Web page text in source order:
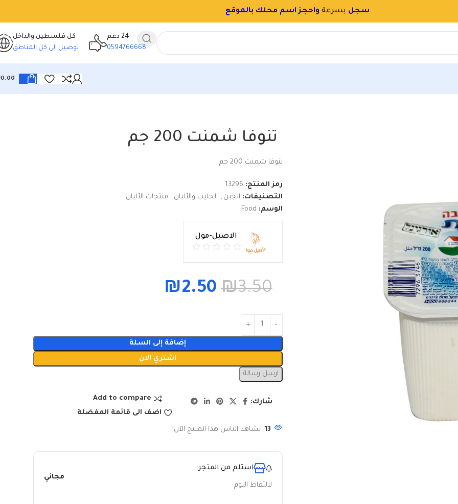
24 دعم
0594766668
كل فلسطين والداخل
توصيل الى كل المناطق
0.00
تنوفا شمنت 200 جم
تنوفا شمنت 200 جم
رمز المنتج: 13296
التصنيفات: الجبن , الحليب والألبان , منتجات الألبان
الوسم: Food
الاصيل-مول
₪3.50
₪2.50
إضافة إلى السلة
اشتري الان
ارسل رسالة
Add to compare
اضف الى قائمة المفضلة
شارك:
13 يشاهد الناس هذا المنتج الآن!
استلم من المتجر
لالتقاط اليوم
مجاني
سجل بسرعة واحجز اسم محلك بالموقع